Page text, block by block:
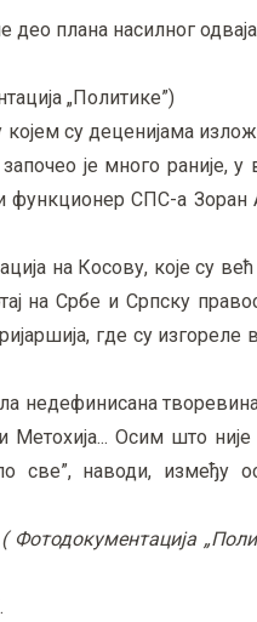
део плана насилног
„Политике”)
су деценијама
је много раније,
СПС-а Зоран
на Косову, које су већ
на Србе и Српску
где су
недефинисана
Осим што није
наводи, између
Фотодокументација